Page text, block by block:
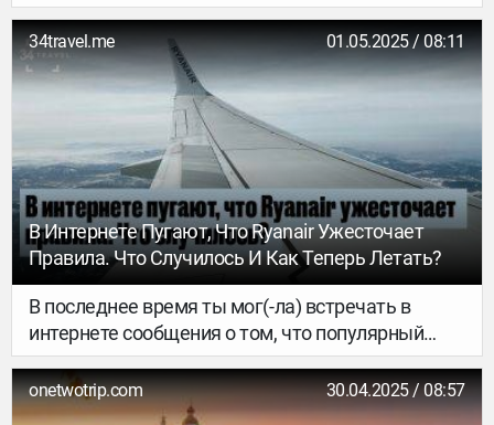
идеальное место для отдыха. Но реальность
сложнее — страна остаётся недооценённым и
слаборазвитым туристическим направлением в
пляжном смысле.
34travel.me 01.05.2025 / 08:11
В Интернете Пугают, Что Ryanair Ужесточает
Правила. Что Случилось И Как Теперь Летать?
В последнее время ты мог(-ла) встречать в
интернете сообщения о том, что популярный
ирландский лоукостер Ryanair сильно
ужесточает ограничения на провоз ручной клади
и меняет некоторые другие пункты собственных
onetwotrip.com 30.04.2025 / 08:57